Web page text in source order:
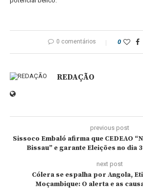
0 comentários 0
REDAÇÃO
previous post
Sissoco Embaló afirma que CEDEAO
Bissau” e garante Eleições no dia
next post
Cólera se espalha por Angola,
Moçambique: O alerta e as